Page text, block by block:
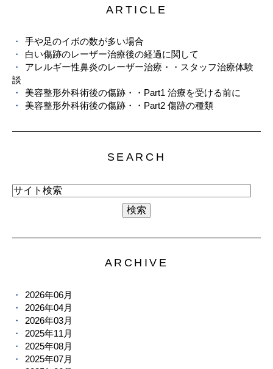
ARTICLE
手や足のイボの数が多い場合
白い傷跡のレーザー治療後の経過に関して
アレルギー性鼻炎のレーザー治療・・スタッフ治療体験
談
美容整形外科術後の傷跡・・Part1 治療を受ける前に
美容整形外科術後の傷跡・・Part2 傷跡の種類
SEARCH
ARCHIVE
2026年06月
2026年04月
2026年03月
2025年11月
2025年08月
2025年07月